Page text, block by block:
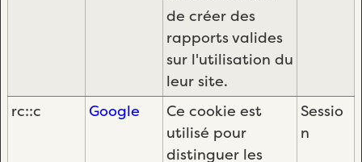
de créer des
rapports valides
sur l'utilisation du
leur site.
rc::c Google
Ce cookie est
utilisé pour
distinguer les
Sessio
n